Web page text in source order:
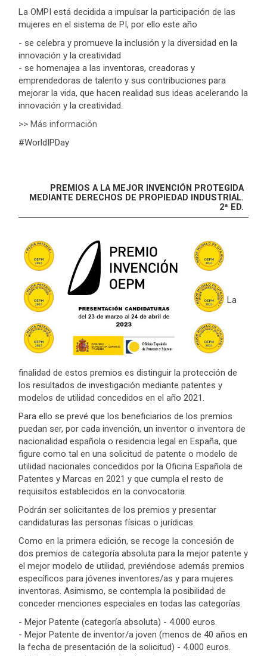
La OMPI está decidida a impulsar la participación de las
mujeres en el sistema de PI, por ello este año
- se celebra y promueve la inclusión y la diversidad en la
innovación y la creatividad
- se homenajea a las inventoras, creadoras y
emprendedoras de talento y sus contribuciones para
mejorar la vida, que hacen realidad sus ideas acelerando la
innovación y la creatividad.
>> Más información
#WorldIPDay
PREMIOS A LA MEJOR INVENCIÓN PROTEGIDA
MEDIANTE DERECHOS DE PROPIEDAD INDUSTRIAL.
2ª ED.
La
finalidad de estos premios es distinguir la protección de
los resultados de investigación mediante patentes y
modelos de utilidad concedidos en el año 2021.
Para ello se prevé que los beneficiarios de los premios
puedan ser, por cada invención, un inventor o inventora de
nacionalidad española o residencia legal en España, que
figure como tal en una solicitud de patente o modelo de
utilidad nacionales concedidos por la Oficina Española de
Patentes y Marcas en 2021 y que cumpla el resto de
requisitos establecidos en la convocatoria.
Podrán ser solicitantes de los premios y presentar
candidaturas las personas físicas o jurídicas.
Como en la primera edición, se recoge la concesión de
dos premios de categoría absoluta para la mejor patente y
el mejor modelo de utilidad, previéndose además premios
específicos para jóvenes inventores/as y para mujeres
inventoras. Asimismo, se contempla la posibilidad de
conceder menciones especiales en todas las categorías.
- Mejor Patente (categoría absoluta) - 4.000 euros.
- Mejor Patente de inventor/a joven (menos de 40 años en
la fecha de presentación de la solicitud) - 4.000 euros.